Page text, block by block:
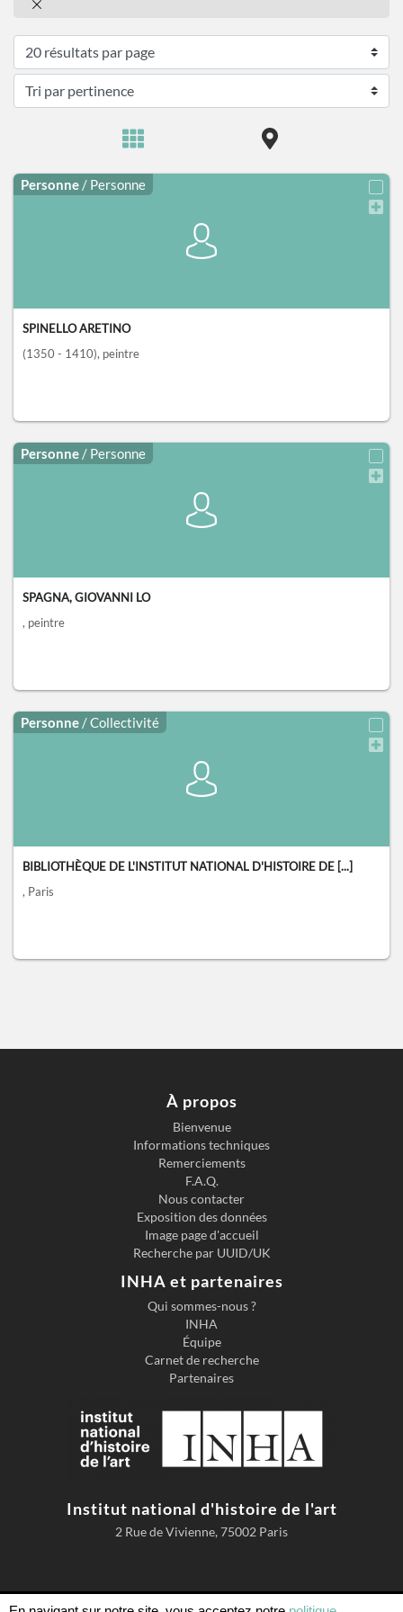
Personne / Personne
SPINELLO ARETINO
(1350 - 1410), peintre
Personne / Personne
SPAGNA, GIOVANNI LO
, peintre
Personne / Collectivité
BIBLIOTHÈQUE DE L'INSTITUT NATIONAL D'HISTOIRE DE [...]
, Paris
À propos
Bienvenue
Informations techniques
Remerciements
F.A.Q.
Nous contacter
Exposition des données
Image page d'accueil
Recherche par UUID/UK
INHA et partenaires
Qui sommes-nous ?
INHA
Équipe
Carnet de recherche
Partenaires
Institut national d'histoire de l'art
2 Rue de Vivienne, 75002 Paris
Accessibilité Mentions légales Conditions d'utilisation